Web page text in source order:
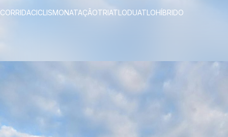
CORRIDACICLISMONATAÇÃOTRIATLODUATLOHÍBRIDO